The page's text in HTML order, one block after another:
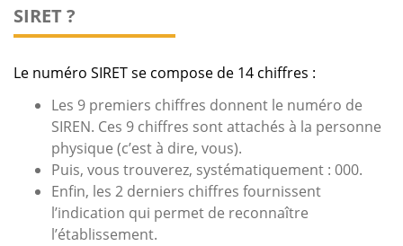
SIRET ?
Le numéro SIRET se compose de 14 chiffres :
Les 9 premiers chiffres donnent le numéro de
SIREN. Ces 9 chiffres sont attachés à la personne
physique (c’est à dire, vous).
Puis, vous trouverez, systématiquement : 000.
Enfin, les 2 derniers chiffres fournissent
l’indication qui permet de reconnaître
l’établissement.